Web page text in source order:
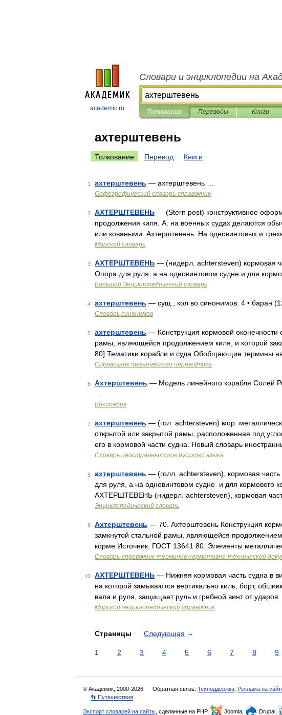
academic.ru
Словари и энциклопедии на
Толкования Переводы Книги
ахтерштевень
Толкование Перевод Книги
1 ахтерштевень — ахтерштевень …
Орфографический словарь-справочник
2 АХТЕРШТЕВЕНЬ — (Stern post) конструктивное
продолжения киля. А. на военных судах делаются
или коваными. Ахтерштевень. На одновинтовых и
Морской словарь
3 АХТЕРШТЕВЕНЬ — (нидерл. achtersteven) кормовая
Опора для руля, а на одновинтовом судне и для
Большой Энциклопедический словарь
4 ахтерштевень — сущ., кол во синонимов: 4 • баран
Словарь синонимов
5 ахтерштевень — Конструкция кормовой оконечности
рамы, являющейся продолжением киля, и которой
80] Тематики корабли и суда Обобщающие термины
Справочник технического переводчика
6 Ахтерштевень — Модель линейного корабля Солей
Википедия
7 ахтерштевень — (гол. achtersteven) мор.
открытой или закрытой рамы, расположенная под
его в кормовой части судна. Новый словарь
Словарь иностранных слов русского языка
8 ахтерштевень — (голл. achtersteven), кормовая
для руля, а на одновинтовом судне и для
АХТЕРШТЕВЕНЬ (нидерл. achtersteven), кормовая
Энциклопедический словарь
9 Ахтерштевень — 70. Ахтерштевень Конструкция
замкнутой стальной рамы, являющейся
корме Источник: ГОСТ 13641 80: Элементы
Словарь-справочник терминов нормативно-технической
10 АХТЕРШТЕВЕНЬ — Нижняя кормовая часть судна в
на которой замыкаются вертикально киль, борт,
вала и руля, защищает руль и гребной винт от
Морской энциклопедический справочник
Страницы Следующая →
1 2 3 4 5 6 7 8 9
© Академик, 2000-2026 Обратная связь: Техподдержка Реклама на
👣 Путешествия
Экспорт словарей на сайты , сделанные на PHP, Joomla, Drupal,